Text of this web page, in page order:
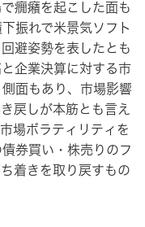
癇癪を起こした面も
振れで米景気ソフト
避姿勢を表したとも
企業決算に対する市
面もあり、市場影響
戻しが本筋とも言え
場ボラティリティを
券買い・株売りのフ
着きを取り戻すもの